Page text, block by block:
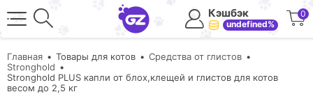
Кэшбэк
undefined%
0
Главная Товары для котов
Средства от глистов
Stronghold
Stronghold PLUS капли от блох,клещей и глистов для котов
весом до 2,5 кг